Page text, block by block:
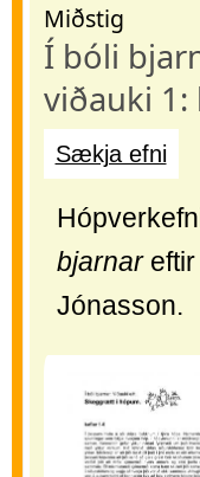
Miðstig
Í bóli
viðauki 1:
Sækja efni
bjarnareftir
Jónasson.